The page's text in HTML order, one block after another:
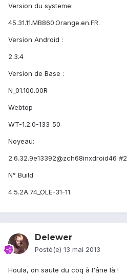
Version du systeme:
45.31.11.MB860.Orange.en.FR.
Version Android :
2.3.4
Version de Base :
N_01.100.00R
Webtop
WT-1.2.0-133_50
Noyeau:
2.6.32.9e13392@zch68inxdroid46 #2
N° Build
4.5.2A.74_OLE-31-11
Delewer
Posté(e) 13 mai 2013
Houla, on saute du coq à l'âne là !